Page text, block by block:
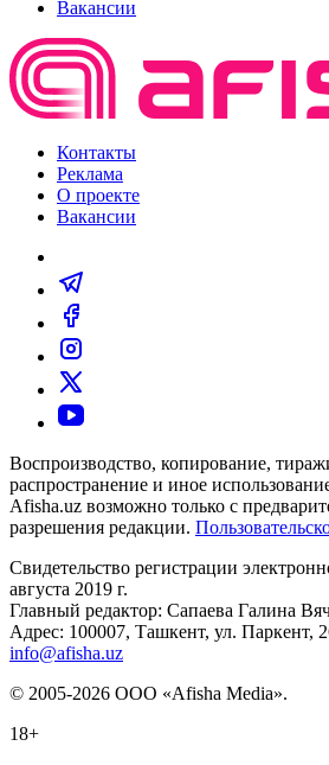
Вакансии
Контакты
Реклама
О проекте
Вакансии
Воспроизводство, копирование,
распространение и иное
Afisha.uz возможно только с
разрешения редакции.
Свидетельство регистрации
августа 2019 г.
Главный редактор: Сапаева Галина
Адрес: 100007, Ташкент, ул. Паркент,
info@afisha.uz
© 2005-2026 ООО «Afisha Media».
18+